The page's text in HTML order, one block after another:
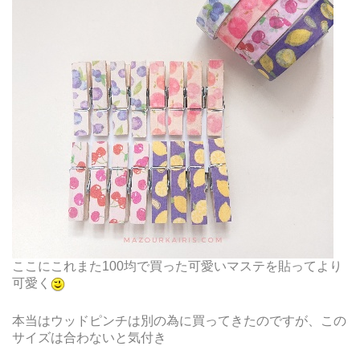
ここにこれまた100均で買った可愛いマステを貼ってより
可愛く
本当はウッドピンチは別の為に買ってきたのですが、この
サイズは合わないと気付き